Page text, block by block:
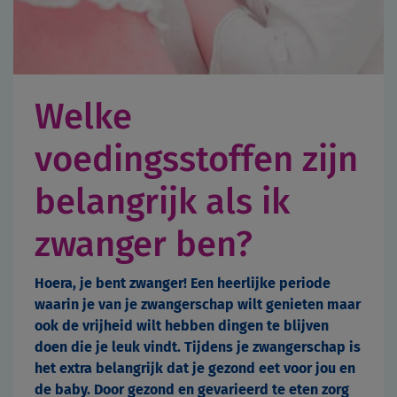
Welke
voedingsstoffen zijn
belangrijk als ik
zwanger ben?
Hoera, je bent zwanger! Een heerlijke periode
waarin je van je zwangerschap wilt genieten maar
ook de vrijheid wilt hebben dingen te blijven
doen die je leuk vindt. Tijdens je zwangerschap is
het extra belangrijk dat je gezond eet voor jou en
de baby. Door gezond en gevarieerd te eten zorg